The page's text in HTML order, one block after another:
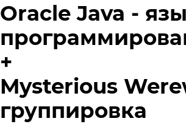
Oracle Java -
+
Mysterious
группировка